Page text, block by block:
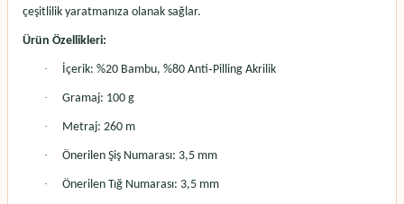
çeşitlilik yaratmanıza olanak sağlar.
Ürün Özellikleri:
· İçerik: %20 Bambu, %80 Anti‑Pilling Akrilik
· Gramaj: 100 g
· Metraj: 260 m
· Önerilen Şiş Numarası: 3,5 mm
· Önerilen Tığ Numarası: 3,5 mm